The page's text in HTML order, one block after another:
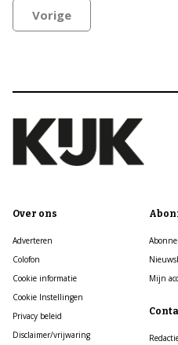
Vorige
Over ons
Adverteren
Colofon
Cookie informatie
Cookie Instellingen
Privacy beleid
Disclaimer/vrijwaring
Mijn